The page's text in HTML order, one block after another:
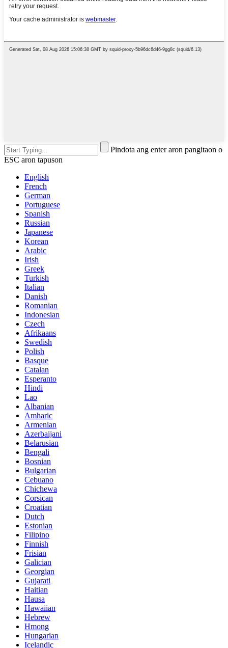
Pindota ang enter aron pangitaon o
ESC aron tapuson
English
French
German
Portuguese
Spanish
Russian
Japanese
Korean
Arabic
Irish
Greek
Turkish
Italian
Danish
Romanian
Indonesian
Czech
Afrikaans
Swedish
Polish
Basque
Catalan
Esperanto
Hindi
Lao
Albanian
Amharic
Armenian
Azerbaijani
Belarusian
Bengali
Bosnian
Bulgarian
Cebuano
Chichewa
Corsican
Croatian
Dutch
Estonian
Filipino
Finnish
Frisian
Galician
Georgian
Gujarati
Haitian
Hausa
Hawaiian
Hebrew
Hmong
Hungarian
Icelandic